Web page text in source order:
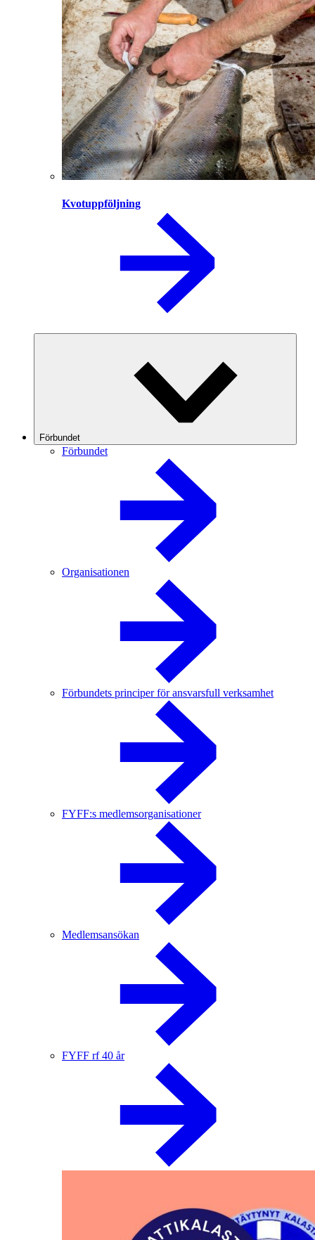
Kvotuppföljning
Förbundet
Förbundet
Organisationen
Förbundets principer för ansvarsfull verksamhet
FYFF:s medlemsorganisationer
Medlemsansökan
FYFF rf 40 år